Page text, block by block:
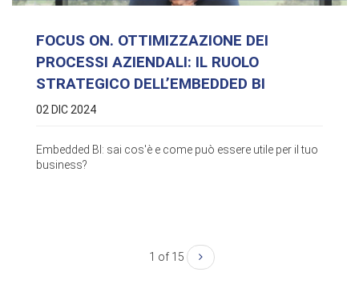
FOCUS ON. OTTIMIZZAZIONE DEI
PROCESSI AZIENDALI: IL RUOLO
STRATEGICO DELL’EMBEDDED BI
02 DIC 2024
Embedded BI: sai cos'è e come può essere utile per il tuo
business?
1 of 15